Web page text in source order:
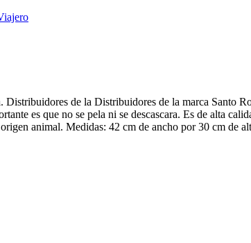
Distribuidores de la Distribuidores de la marca Santo
es que no se pela ni se descascara. Es de alta
animal. Medidas: 42 cm de ancho por 30 cm de